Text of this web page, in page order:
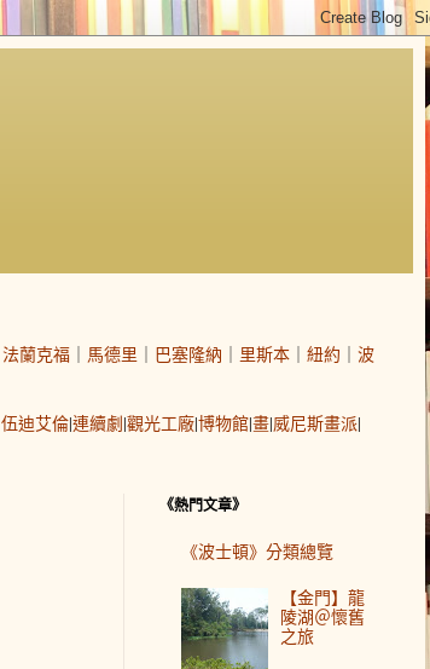
法蘭克福 ｜ 馬德里 ｜ 巴塞隆納 ｜ 里斯本 ｜ 紐約 ｜ 波
伍迪艾倫|連續劇|觀光工廠|博物館|畫|威尼斯畫派|
《熱門文章》
《波士頓》分類總覽
【金門】龍
陵湖＠懷舊
之旅